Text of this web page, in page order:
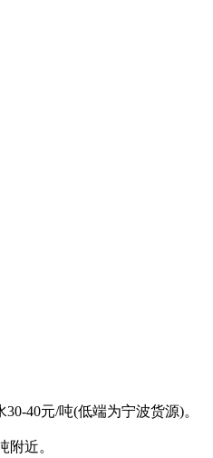
40元/吨(低端为宁波货源)。
附近。